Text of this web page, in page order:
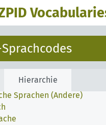
Hierarchie
Sprachen (Andere)